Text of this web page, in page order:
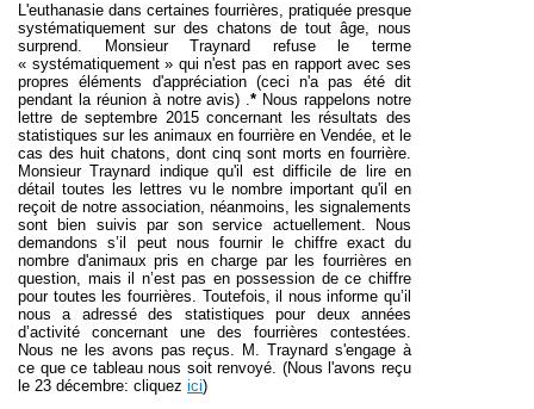
L'euthanasie dans certaines fourrières, pratiquée presque
systématiquement sur des chatons de tout âge, nous
surprend. Monsieur Traynard refuse le terme
« systématiquement » qui n'est pas en rapport avec ses
propres éléments d'appréciation (ceci n'a pas été dit
pendant la réunion à notre avis) .* Nous rappelons notre
lettre de septembre 2015 concernant les résultats des
statistiques sur les animaux en fourrière en Vendée, et le
cas des huit chatons, dont cinq sont morts en fourrière.
Monsieur Traynard indique qu'il est difficile de lire en
détail toutes les lettres vu le nombre important qu'il en
reçoit de notre association, néanmoins, les signalements
sont bien suivis par son service actuellement. Nous
demandons s’il peut nous fournir le chiffre exact du
nombre d'animaux pris en charge par les fourrières en
question, mais il n’est pas en possession de ce chiffre
pour toutes les fourrières. Toutefois, il nous informe qu’il
nous a adressé des statistiques pour deux années
d’activité concernant une des fourrières contestées.
Nous ne les avons pas reçus. M. Traynard s'engage à
ce que ce tableau nous soit renvoyé. (Nous l'avons reçu
le 23 décembre: cliquez ici)